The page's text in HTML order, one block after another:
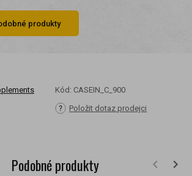
produkty
Kód: CASEIN_C_900
Položit dotaz prodejci
Podobné produkty